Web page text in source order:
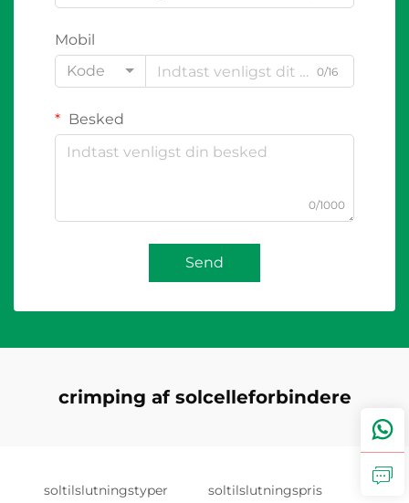
Mobil
Kode
0/16
Besked
0/1000
Send
crimping af solcelleforbindere
soltilslutningstyper soltilslutningspris